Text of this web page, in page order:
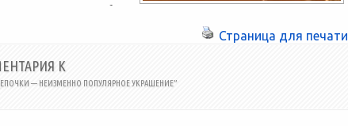
украшения способны
Страница для печати
К
— НЕИЗМЕННО ПОПУЛЯРНОЕ УКРАШЕНИЕ”